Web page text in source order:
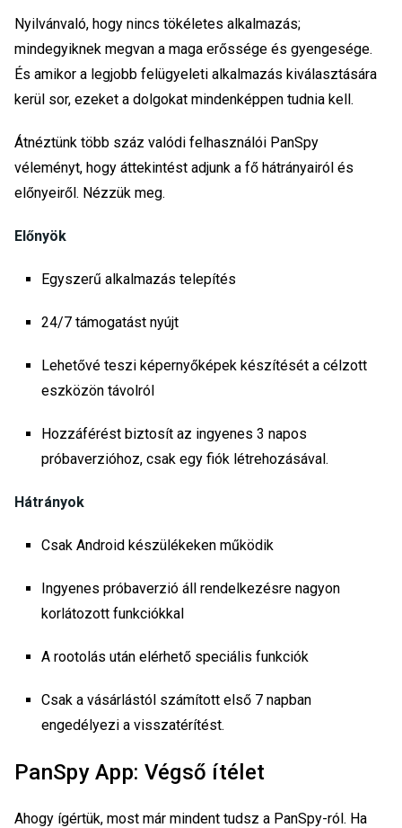
Nyilvánvaló, hogy nincs tökéletes alkalmazás;
mindegyiknek megvan a maga erőssége és gyengesége.
És amikor a legjobb felügyeleti alkalmazás kiválasztására
kerül sor, ezeket a dolgokat mindenképpen tudnia kell.
Átnéztünk több száz valódi felhasználói PanSpy
véleményt, hogy áttekintést adjunk a fő hátrányairól és
előnyeiről. Nézzük meg.
Előnyök
Egyszerű alkalmazás telepítés
24/7 támogatást nyújt
Lehetővé teszi képernyőképek készítését a célzott
eszközön távolról
Hozzáférést biztosít az ingyenes 3 napos
próbaverzióhoz, csak egy fiók létrehozásával.
Hátrányok
Csak Android készülékeken működik
Ingyenes próbaverzió áll rendelkezésre nagyon
korlátozott funkciókkal
A rootolás után elérhető speciális funkciók
Csak a vásárlástól számított első 7 napban
engedélyezi a visszatérítést.
PanSpy App: Végső ítélet
Ahogy ígértük, most már mindent tudsz a PanSpy-ról. Ha